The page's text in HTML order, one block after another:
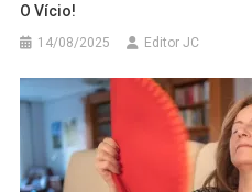
O Vício!
14/08/2025 Editor JC